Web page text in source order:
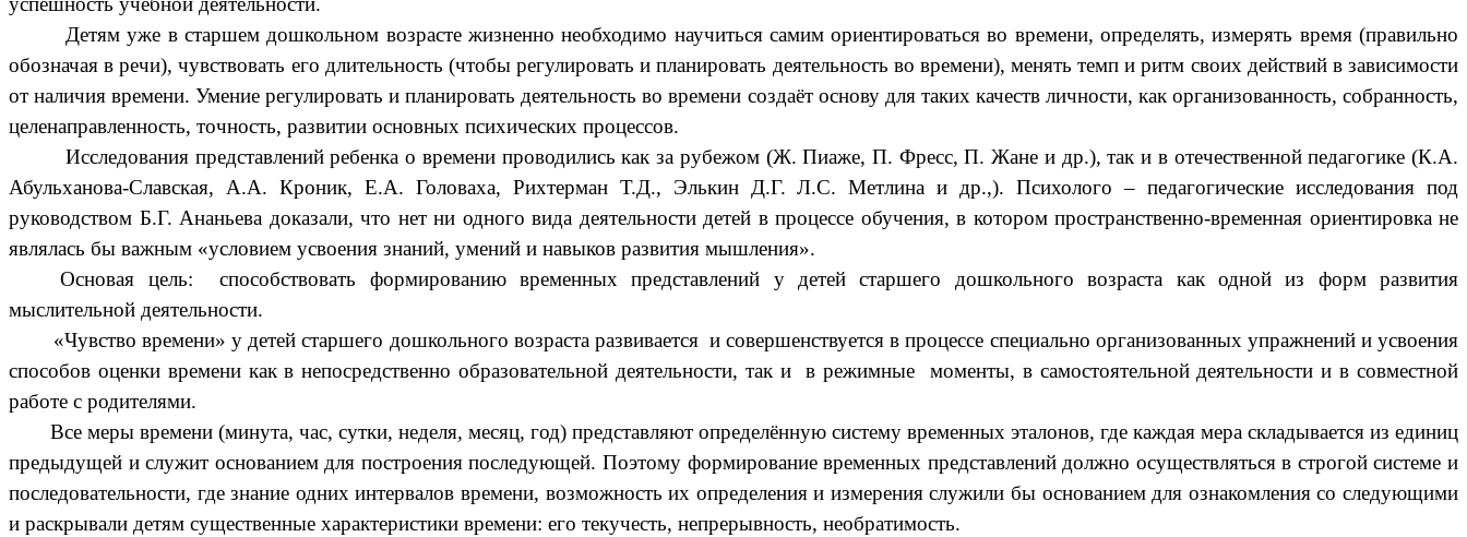
Детям уже в старшем дошкольном возрасте жизненно необходимо научиться самим ориентироваться во времени, определять, измерять время (правильно
обозначая в речи), чувствовать его длительность (чтобы регулировать и планировать деятельность во времени), менять темп и ритм своих действий в зависимости
от наличия времени. Умение регулировать и планировать деятельность во времени создаёт основу для таких качеств личности, как организованность, собранность,
целенаправленность, точность, развитии основных психических процессов.
Исследования представлений ребенка о времени проводились как за рубежом (Ж. Пиаже, П. Фресс, П. Жане и др.), так и в отечественной педагогике (К.А.
Абульханова-Славская, А.А. Кроник, Е.А. Головаха, Рихтерман Т.Д., Элькин Д.Г. Л.С. Метлина и др.,). Психолого – педагогические исследования под
руководством Б.Г. Ананьева доказали, что нет ни одного вида деятельности детей в процессе обучения, в котором пространственно-временная ориентировка не
являлась бы важным «условием усвоения знаний, умений и навыков развития мышления».
Основая цель:
способствовать формированию временных представлений у детей старшего дошкольного возраста как одной из форм развития
мыслительной деятельности.
«Чувство времени» у детей старшего дошкольного возраста развивается и совершенствуется в процессе специально организованных упражнений и усвоения
способов оценки времени как в непосредственно образовательной деятельности, так и в режимные моменты, в самостоятельной деятельности и в совместной
работе с родителями.
Все меры времени (минута, час, сутки, неделя, месяц, год) представляют определённую систему временных эталонов, где каждая мера складывается из единиц
предыдущей и служит основанием для построения последующей. Поэтому формирование временных представлений должно осуществляться в строгой системе и
последовательности, где знание одних интервалов времени, возможность их определения и измерения служили бы основанием для ознакомления со следующими
и раскрывали детям существенные характеристики времени: его текучесть, непрерывность, необратимость.